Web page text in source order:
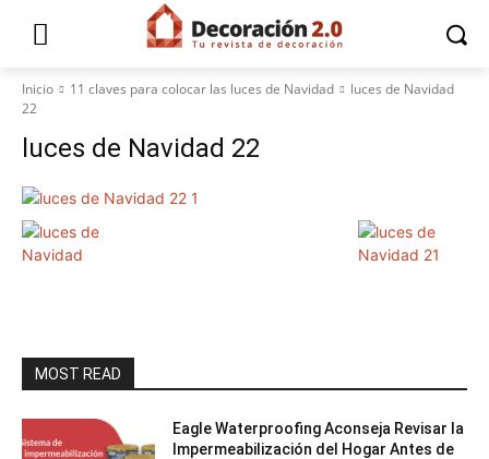
Inicio 11 claves para colocar las luces de Navidad
luces de Navidad
22
luces de Navidad 22
MOST READ
Eagle Waterproofing Aconseja Revisar la
Impermeabilización del Hogar Antes de